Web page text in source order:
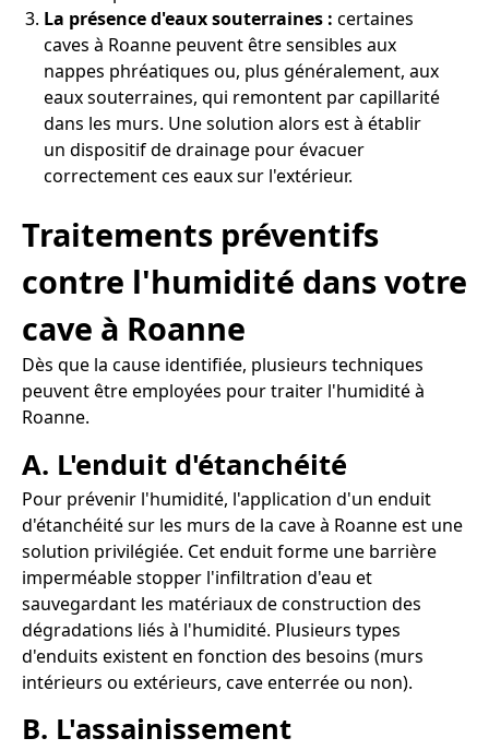
La présence d'eaux souterraines : certaines
caves à Roanne peuvent être sensibles aux
nappes phréatiques ou, plus généralement, aux
eaux souterraines, qui remontent par capillarité
dans les murs. Une solution alors est à établir
un dispositif de drainage pour évacuer
correctement ces eaux sur l'extérieur.
Traitements préventifs
contre l'humidité dans votre
cave à Roanne
Dès que la cause identifiée, plusieurs techniques
peuvent être employées pour traiter l'humidité à
Roanne.
A. L'enduit d'étanchéité
Pour prévenir l'humidité, l'application d'un enduit
d'étanchéité sur les murs de la cave à Roanne est une
solution privilégiée. Cet enduit forme une barrière
imperméable stopper l'infiltration d'eau et
sauvegardant les matériaux de construction des
dégradations liés à l'humidité. Plusieurs types
d'enduits existent en fonction des besoins (murs
intérieurs ou extérieurs, cave enterrée ou non).
B. L'assainissement